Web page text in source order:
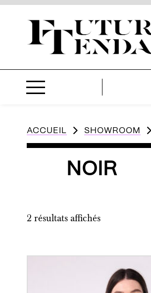
ACCUEIL SHOWROOM
NOIR
2 résultats affichés